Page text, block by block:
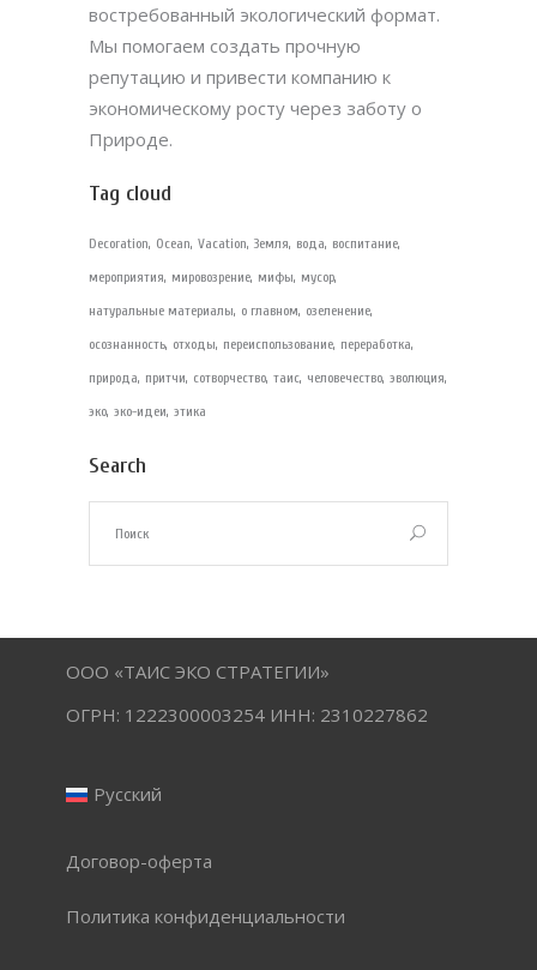
востребованный экологический формат.
Мы помогаем создать прочную
репутацию и привести компанию к
экономическому росту через заботу о
Природе.
Tag cloud
Decoration Ocean Vacation Земля вода воспитание
мероприятия мировозрение мифы мусор
натуральные материалы о главном озеленение
осознанность отходы переиспользование переработка
природа притчи сотворчество таис человечество эволюция
эко эко-идеи этика
Search
ООО «ТАИС ЭКО СТРАТЕГИИ»
ОГРН: 1222300003254 ИНН: 2310227862
Русский
Договор-оферта
Политика конфиденциальности